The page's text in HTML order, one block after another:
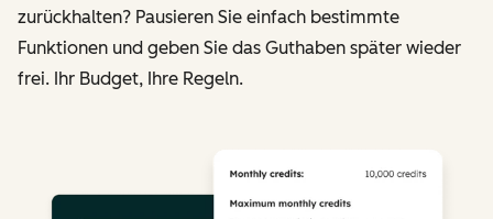
zurückhalten? Pausieren Sie einfach bestimmte
Funktionen und geben Sie das Guthaben später wieder
frei. Ihr Budget, Ihre Regeln.